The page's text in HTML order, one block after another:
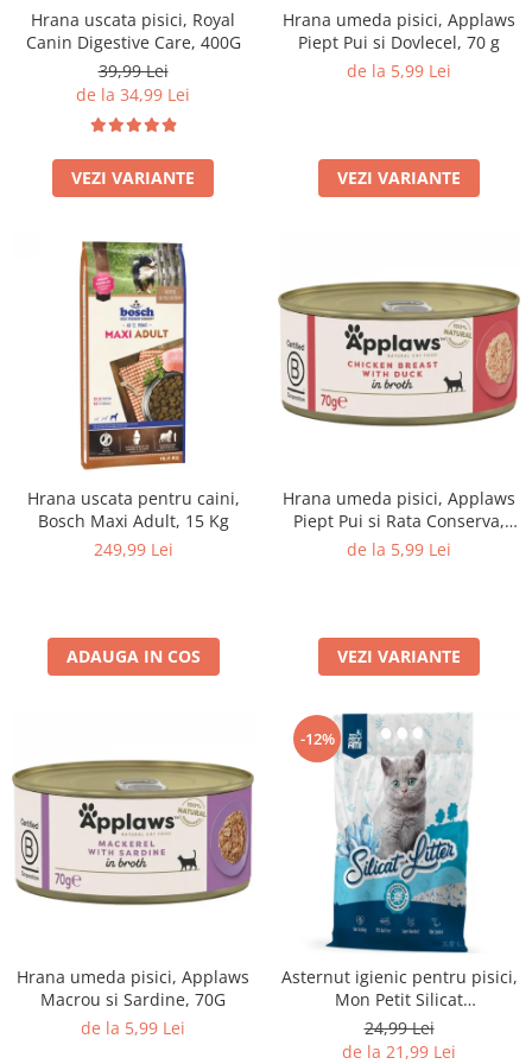
Filtru extern acvariu
Filtru intern acvariu
Pompe aer acvariu
Pompa apa acvariu
Neoane si LED-uri pentru acvarii
Substrat acvariu
Sisteme CO2
Sterilizator acvariu
Racitoare
Fertilizatori acvarii
Tratamente pesti acvariu
Teste apa
Furtune si conectori acvarii
Curatare acvarii
Conditioneri apa acvariu
Medii filtrante
Piese de schimb
Pasari
Hrana pasari
Rozatoare
Igiena rozatoare
Hrana Rozatoare
Reptile
Igiena reptile
Decoruri terarii
Incalzitoare si pompe terarii
Hrana uscata pisici, Royal
Canin Digestive Care, 400G
39,99 Lei
de la 34,99 Lei
VEZI VARIANTE
Hrana umeda pisici, Applaws
Piept Pui si Dovlecel, 70 g
de la 5,99 Lei
VEZI VARIANTE
Hrana uscata pentru caini,
Bosch Maxi Adult, 15 Kg
249,99 Lei
ADAUGA IN COS
Hrana umeda pisici, Applaws
Piept Pui si Rata Conserva,
70G
de la 5,99 Lei
VEZI VARIANTE
Hrana umeda pisici, Applaws
Macrou si Sardine, 70G
de la 5,99 Lei
-12%
Asternut igienic pentru pisici,
Mon Petit Silicat
Antibacterian, 3.8L
24,99 Lei
de la 21,99 Lei